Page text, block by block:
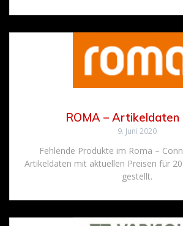
ROMA – Artikeldaten
9. Juni 2020
Fehlende Produkte im Roma –
Artikeldaten mit aktuellen Preisen für
gestellt.